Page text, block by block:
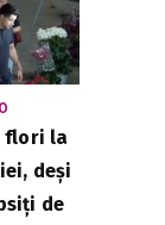
flori la
deși
de